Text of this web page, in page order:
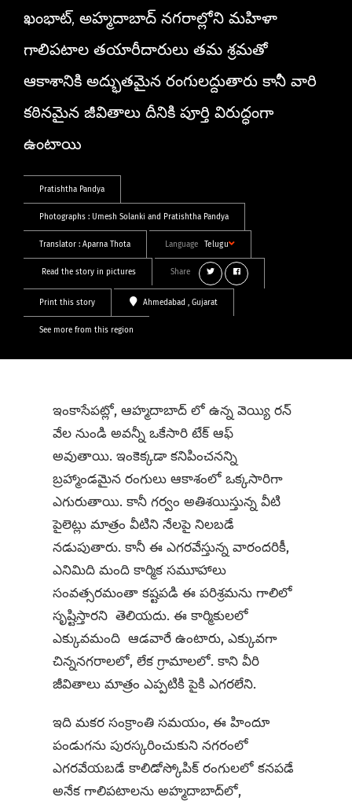
ఖంభాట్, అహ్మదాబాద్‌ నగరాల్లోని మహిళా
గాలిపటాల తయారీదారులు తమ శ్రమతో
ఆకాశానికి అద్భుతమైన రంగులద్దుతారు కానీ వారి
కఠినమైన జీవితాలు దీనికి పూర్తి విరుద్ధంగా
ఉంటాయి
Pratishtha Pandya
Photographs : Umesh Solanki and Pratishtha Pandya
Translator : Aparna Thota Language Telugu
Read the story in pictures Share
Print this story Ahmedabad , Gujarat
See more from this region
ఇంకాసేపట్లో, ఆహ్మదాబాద్ లో ఉన్న వెయ్యి రన్
వేల నుండి అవన్నీ ఒకేసారి టేక్ ఆఫ్
అవుతాయి. ఇంకెక్కడా కనిపించనన్ని
బ్రహ్మాండమైన రంగులు ఆకాశంలో ఒక్కసారిగా
ఎగురుతాయి. కానీ గర్వం అతిశయిస్తున్న వీటి
పైలెట్లు మాత్రం వీటిని నేలపై నిలబడే
నడుపుతారు. కానీ ఈ ఎగరవేస్తున్న వారందరికీ,
ఎనిమిది మంది కార్మిక సమూహాలు
సంవత్సరమంతా కష్టపడి ఈ పరిశ్రమను గాలిలో
సృష్టిస్తారని తెలియదు. ఈ కార్మికులలో
ఎక్కువమంది ఆడవారే ఉంటారు, ఎక్కువగా
చిన్ననగరాలలో, లేక గ్రామాలలో. కాని వీరి
జీవితాలు మాత్రం ఎప్పటికి పైకి ఎగరలేని.
ఇది మకర సంక్రాంతి సమయం, ఈ హిందూ
పండుగను పురస్కరించుకుని నగరంలో
ఎగరవేయబడే కాలిడోస్కోపిక్ రంగులలో కనపడే
అనేక గాలిపటాలను అహ్మదాబాద్‌లో,